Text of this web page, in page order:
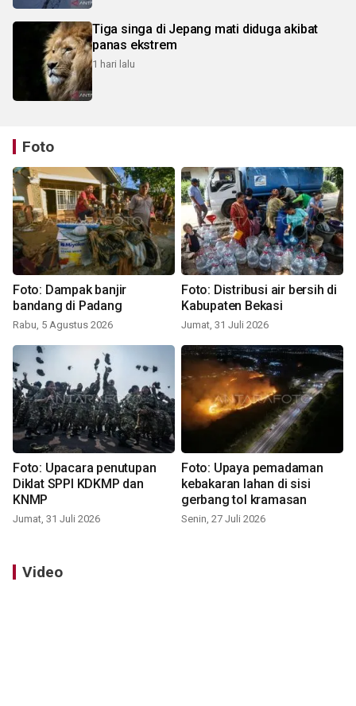
Tiga singa di Jepang mati diduga akibat
panas ekstrem
1 hari lalu
Foto
Foto: Dampak banjir
bandang di Padang
Rabu, 5 Agustus 2026
Foto: Distribusi air bersih di
Kabupaten Bekasi
Jumat, 31 Juli 2026
Foto: Upacara penutupan
Diklat SPPI KDKMP dan
KNMP
Jumat, 31 Juli 2026
Foto: Upaya pemadaman
kebakaran lahan di sisi
gerbang tol kramasan
Senin, 27 Juli 2026
Video